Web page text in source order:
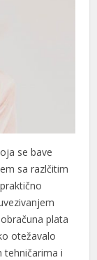
se bave
sa razlčitim
plata
otežavalo
tehničarima i